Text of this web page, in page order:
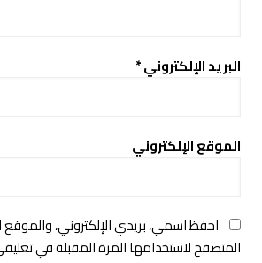
البريد الإلكتروني*
الموقع الإلكتروني
احفظ اسمي، بريدي الإلكتروني،
المتصفح لاستخدامها المرة المقبلة في